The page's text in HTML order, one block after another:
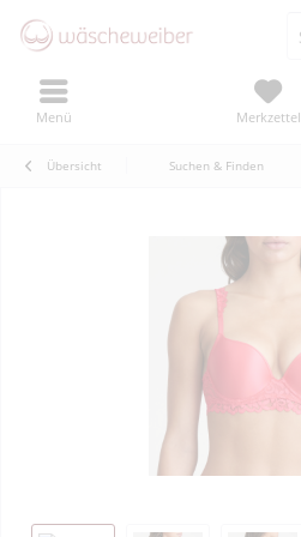
Menü Merkzettel
Übersicht Suchen & Finden